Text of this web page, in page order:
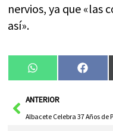
nervios, ya que «las
así».
Compartir
en
WhatsApp
en
AntANTERIOR